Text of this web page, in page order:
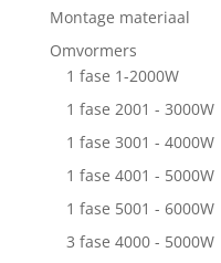
Montage materiaal
Omvormers
1 fase 1-2000W
1 fase 2001 - 3000W
1 fase 3001 - 4000W
1 fase 4001 - 5000W
1 fase 5001 - 6000W
3 fase 4000 - 5000W